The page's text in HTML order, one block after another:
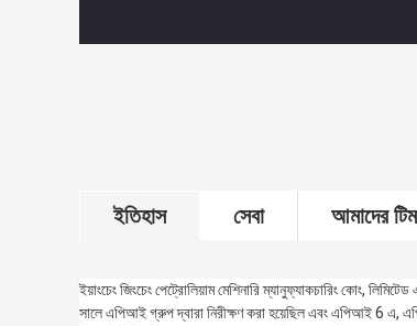
ইতিহাস সেবা আমাদের টিম
ইয়াংচেং জিংচেং পেট্রোলিয়াম মেশিনারি ম্যানুফ্যাকচারিং কোং,
সালে এপিআই গ্রুপ দ্বারা নিরীক্ষণ করা হয়েছিল এবং এপিআই 6